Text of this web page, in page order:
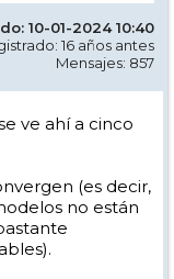
10-01-2024 10:40
16 años antes
Mensajes: 857
ve ahí a cinco
(es decir,
no están